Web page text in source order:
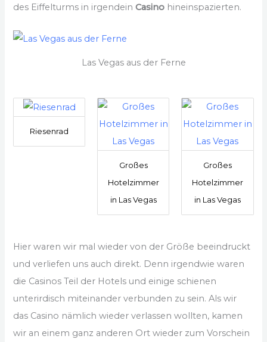
des Eiffelturms in irgendeinCasino hineinspazierten.
Las Vegas aus der Ferne
Riesenrad
Großes
Hotelzimmer
in Las Vegas
Großes
Hotelzimmer
in Las Vegas
Hier waren wir mal wieder von der Größe beeindruckt
und verliefen uns auch direkt. Denn irgendwie waren
die Casinos Teil der Hotels und einige schienen
unterirdisch miteinander verbunden zu sein. Als wir
das Casino nämlich wieder verlassen wollten, kamen
wir an einem ganz anderen Ort wieder zum Vorschein